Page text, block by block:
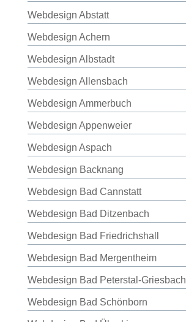
Webdesign Abstatt
Webdesign Achern
Webdesign Albstadt
Webdesign Allensbach
Webdesign Ammerbuch
Webdesign Appenweier
Webdesign Aspach
Webdesign Backnang
Webdesign Bad Cannstatt
Webdesign Bad Ditzenbach
Webdesign Bad Friedrichshall
Webdesign Bad Mergentheim
Webdesign Bad Peterstal-Griesbach
Webdesign Bad Schönborn